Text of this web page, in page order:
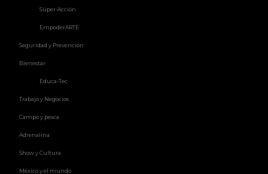
Súper-Acción
EmpoderARTE
Seguridad y Prevención
Bienestar
Educa-Tec
Trabajo y Negocios
Campo y pesca
Adrenalina
Show y Cultura
México y el mundo